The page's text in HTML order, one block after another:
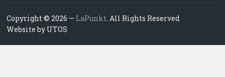
Copyright © 2026 — LaPunkt. All Rights Reserved
Website by UTOS